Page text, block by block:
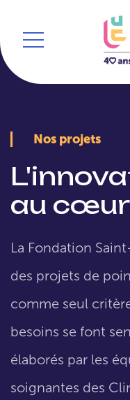
Nos projets
au cœur
La Fondation
des projets de
comme seul
besoins se font
élaborés par les
soignantes des